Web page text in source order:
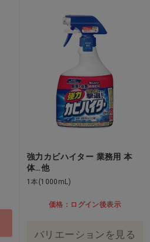
強力カビハイター 業務用 本
体…他
1本(1000mL)
価格：ログイン後表示
バリエーションを見る